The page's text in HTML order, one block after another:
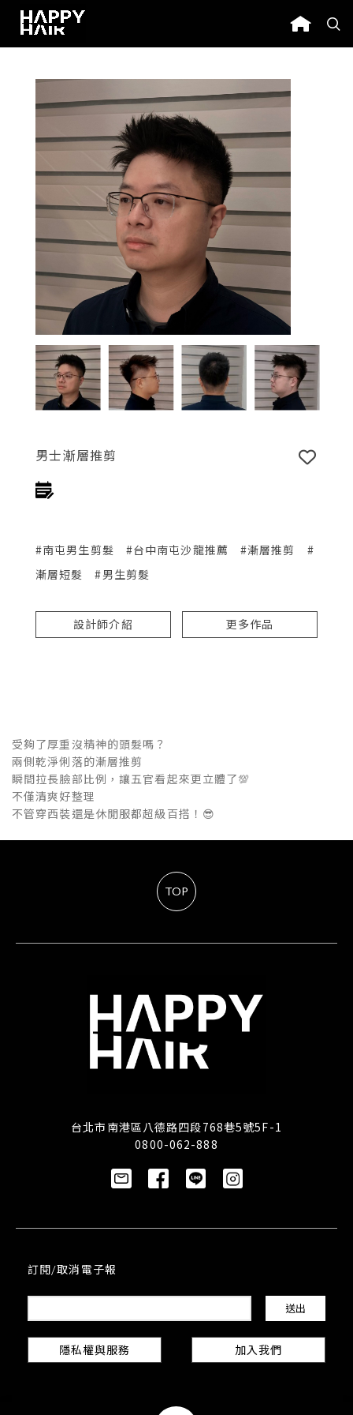
男士漸層推剪
#南屯男生剪髮 #台中南屯沙龍推薦 #漸層推剪
#
漸層短髮
#男生剪髮
設計師介紹 更多作品
受夠了厚重沒精神的頭髮嗎？
兩側乾淨俐落的漸層推剪
瞬間拉長臉部比例，讓五官看起來更立體了💯
不僅清爽好整理
不管穿西裝還是休閒服都超級百搭！😎
TOP
台北市南港區八德路四段768巷5號5F-1
0800-062-888
訂閱/取消電子報
隱私權與服務 加入我們